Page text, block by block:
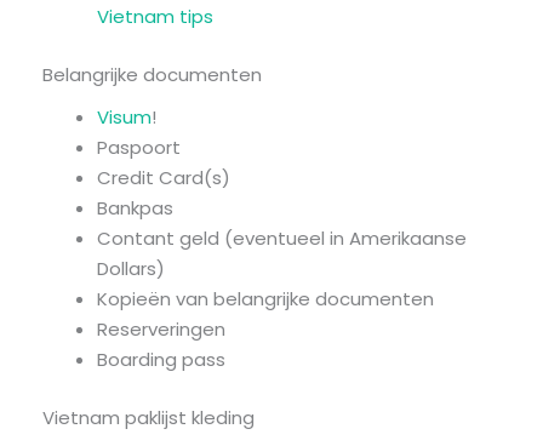
Vietnam tips
Belangrijke documenten
Visum!
Paspoort
Credit Card(s)
Bankpas
Contant geld (eventueel in Amerikaanse
Dollars)
Kopieën van belangrijke documenten
Reserveringen
Boarding pass
Vietnam paklijst kleding